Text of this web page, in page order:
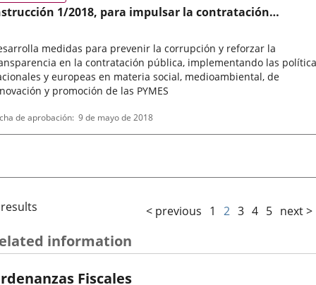
1/2018, para impulsar la contratación
Ayuntamiento de Valladolid y las entidades de su
medidas para prevenir la corrupción y reforzar la
en la contratación pública, implementando las
y europeas en materia social, medioambiental, de
y promoción de las PYMES
de aprobación 9 de mayo de 2018
< previous 1 2 3 4 5 next >
information
Fiscales